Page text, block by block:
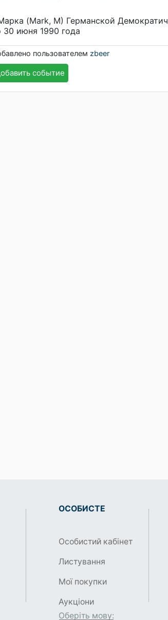
(Mark, M) Германской
30 июня 1990 года
пользователем zbeer
событие
ОСОБИСТЕ
Особистий кабінет
Листування
Мої покупки
Аукціони
Оберіть мову: